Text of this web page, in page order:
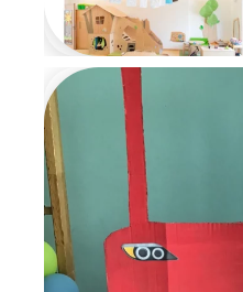
versprachen
nächsten Jahr
Wichtelzeit
besondere,
voller Kreativität,
Gemeinschaft
die wir uns
erinnern